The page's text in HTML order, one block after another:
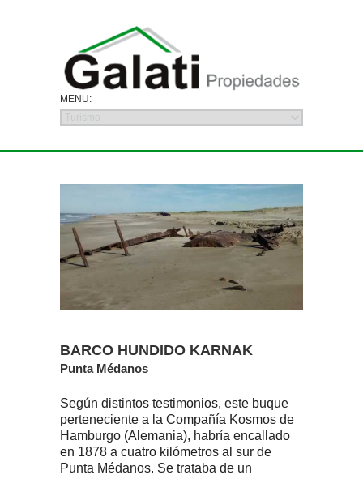
BARCO HUNDIDO KARNAK
Punta Médanos
Según distintos testimonios, este buque
perteneciente a la Compañía Kosmos de
Hamburgo (Alemania), habría encallado
en 1878 a cuatro kilómetros al sur de
Punta Médanos. Se trataba de un